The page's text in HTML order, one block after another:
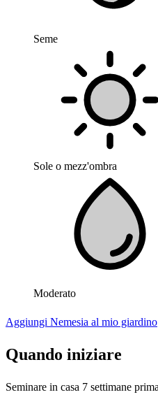
Seme
Sole o mezz'ombra
Moderato
Aggiungi Nemesia al mio giardino
Quando iniziare
Seminare in casa 7 settimane